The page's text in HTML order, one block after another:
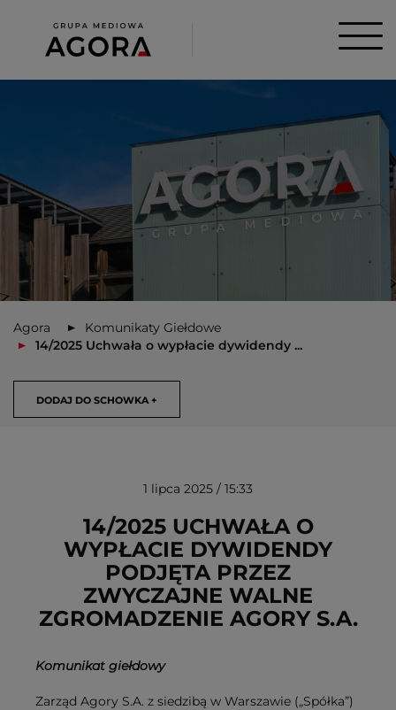
Agora
Komunikaty Giełdowe
14/2025 Uchwała o wypłacie dywidendy ...
DODAJ DO SCHOWKA +
USUŃ ZE SCHOWKA
1 lipca 2025 / 15:33
14/2025 UCHWAŁA O
WYPŁACIE DYWIDENDY
PODJĘTA PRZEZ
ZWYCZAJNE WALNE
ZGROMADZENIE AGORY S.A.
Komunikat giełdowy
Zarząd Agory S.A. z siedzibą w Warszawie („Spółka”)